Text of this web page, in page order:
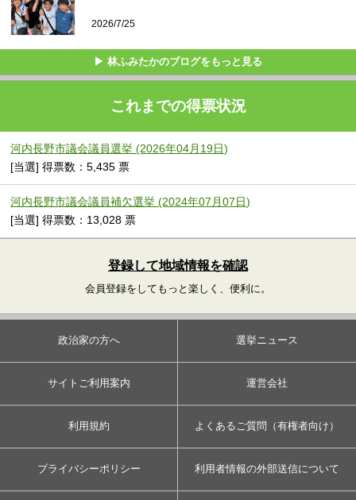
2026/7/25
▶ 林ふみたかのブログをもっと見る
これまでの得票状況
河内長野市議会議員選挙 (2026年04月19日)
[当選] 得票数：5,435 票
河内長野市議会議員補欠選挙 (2024年07月07日)
[当選] 得票数：13,028 票
登録して地域情報を確認
会員登録をしてもっと楽しく、便利に。
政治家の方へ 選挙ニュース
サイトご利用案内 運営会社
利用規約 よくあるご質問（有権者向け）
プライバシーポリシー 利用者情報の外部送信について